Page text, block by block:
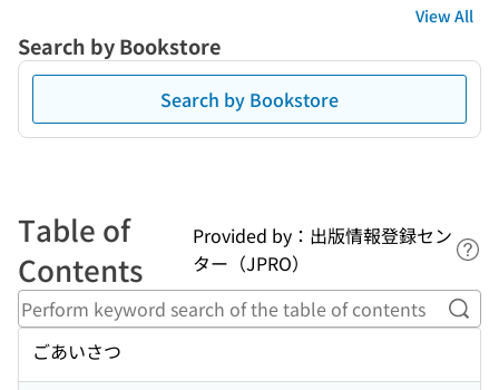
View All
Search by Bookstore
Search by Bookstore
Table of
Contents
Provided by：出版情報登録セン
ター（JPRO）
ごあいさつ